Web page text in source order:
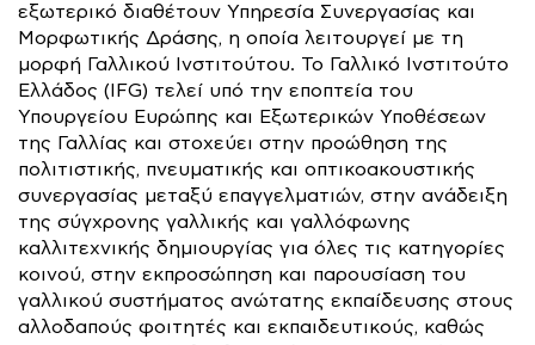
εξωτερικό διαθέτουν Υπηρεσία Συνεργασίας και
Μορφωτικής Δράσης, η οποία λειτουργεί με τη
μορφή Γαλλικού Ινστιτούτου. Το Γαλλικό Ινστιτούτο
Ελλάδος (IFG) τελεί υπό την εποπτεία του
Υπουργείου Ευρώπης και Εξωτερικών Υποθέσεων
της Γαλλίας και στοχεύει στην προώθηση της
πολιτιστικής, πνευματικής και οπτικοακουστικής
συνεργασίας μεταξύ επαγγελματιών, στην ανάδειξη
της σύγχρονης γαλλικής και γαλλόφωνης
καλλιτεχνικής δημιουργίας για όλες τις κατηγορίες
κοινού, στην εκπροσώπηση και παρουσίαση του
γαλλικού συστήματος ανώτατης εκπαίδευσης στους
αλλοδαπούς φοιτητές και εκπαιδευτικούς, καθώς